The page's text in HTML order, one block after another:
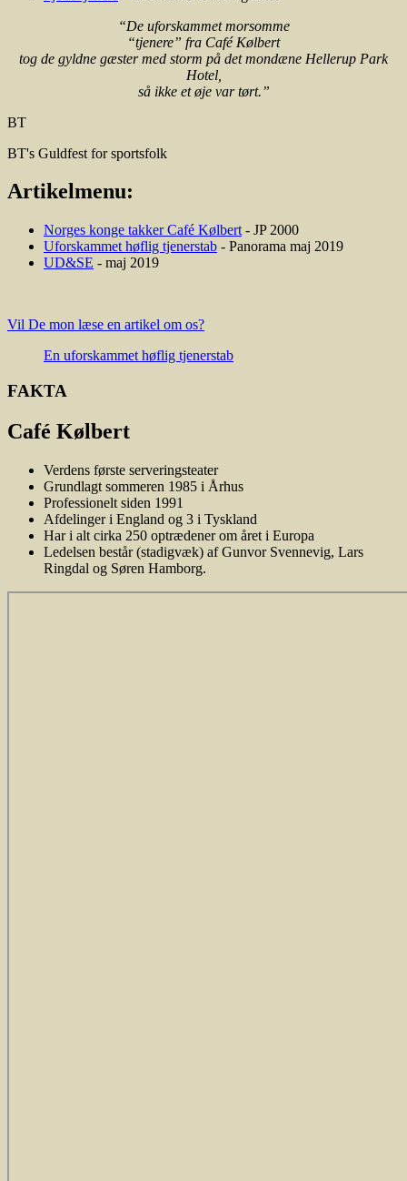
“De uforskammet morsomme
“tjenere” fra Café Kølbert
tog de gyldne gæster med storm på det mondæne Hellerup Park
Hotel,
så ikke et øje var tørt.”
BT
BT's Guldfest for sportsfolk
Artikelmenu:
Norges konge takker Café Kølbert - JP 2000
Uforskammet høflig tjenerstab - Panorama maj 2019
UD&SE - maj 2019
Vil De mon læse en artikel om os?
En uforskammet høflig tjenerstab
FAKTA
Café Kølbert
Verdens første serveringsteater
Grundlagt sommeren 1985 i Århus
Professionelt siden 1991
Afdelinger i England og 3 i Tyskland
Har i alt cirka 250 optrædener om året i Europa
Ledelsen består (stadigvæk) af Gunvor Svennevig, Lars
Ringdal og Søren Hamborg.